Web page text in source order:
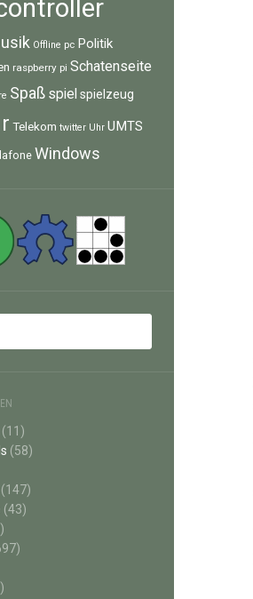
Offline pc Politik
raspberry pi Schatenseite
Spaß spiel spielzeug
Telekom twitter Uhr UMTS
Windows
(11)
(58)
(147)
(43)